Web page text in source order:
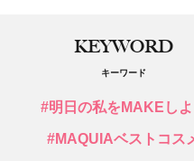
KEYWORD
キーワード
#明日の私をMAKEしよ
#MAQUIAベストコス